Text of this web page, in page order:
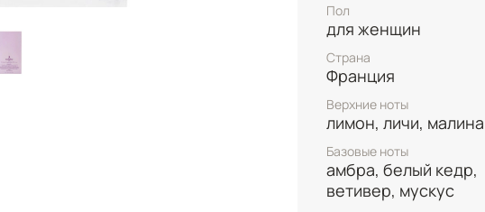
фруктовое открытие.
турецкой розы и
слегка
аккорде белого
чему Bella звучит
чуть дымковый
Стойкость Franck
с достаточно
аромат удобным для
Пол
для женщин
Страна
Франция
Верхние ноты
лимон, личи, малина
Базовые ноты
амбра, белый кедр,
ветивер, мускус